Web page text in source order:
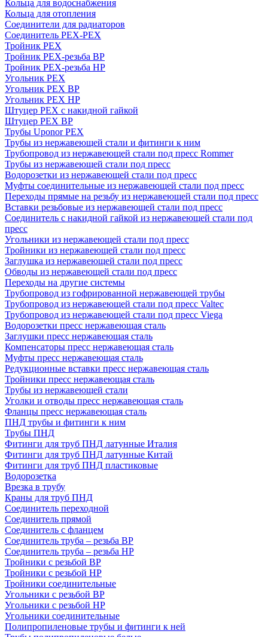
Кольца для водоснабжения
Кольца для отопления
Соединители для радиаторов
Соединитель PEX-PEX
Тройник PEX
Тройник PEX-резьба ВР
Тройник PEX-резьба НР
Угольник PEX
Угольник PEX ВР
Угольник PEX НР
Штуцер PEX c накидной гайкой
Штуцер PEX ВР
Трубы Uponor PEX
Трубы из нержавеющей стали и фитинги к ним
Трубопровод из нержавеющей стали под пресс Rommer
Трубы из нержавеющей стали под пресс
Водорозетки из нержавеющей стали под пресс
Муфты соединительные из нержавеющей стали под пресс
Переходы прямые на резьбу из нержавеющей стали под пресс
Вставки резьбовые из нержавеющей стали под пресс
Соединитель с накидной гайкой из нержавеющей стали под
пресс
Угольники из нержавеющей стали под пресс
Тройники из нержавеющей стали под пресс
Заглушка из нержавеющей стали под пресс
Обводы из нержавеющей стали под пресс
Переходы на другие системы
Трубопровод из гофрированной нержавеющей трубы
Трубопровод из нержавеющей стали под пресс Valtec
Трубопровод из нержавеющей стали под пресс Viega
Водорозетки пресс нержавеющая сталь
Заглушки пресс нержавеющая сталь
Компенсаторы пресс нержавеющая сталь
Муфты пресс нержавеющая сталь
Редукционные вставки пресс нержавеющая сталь
Тройники пресс нержавеющая сталь
Трубы из нержавеющей стали
Уголки и отводы пресс нержавеющая сталь
Фланцы пресс нержавеющая сталь
ПНД трубы и фитинги к ним
Трубы ПНД
Фитинги для труб ПНД латунные Италия
Фитинги для труб ПНД латунные Китай
Фитинги для труб ПНД пластиковые
Водорозетка
Врезка в трубу
Краны для труб ПНД
Соединитель переходной
Соединитель прямой
Соединитель с фланцем
Соединитель труба – резьба ВР
Соединитель труба – резьба НР
Тройники с резьбой ВР
Тройники с резьбой НР
Тройники соединительные
Угольники с резьбой ВР
Угольники с резьбой НР
Угольники соединительные
Полипропиленовые трубы и фитинги к ней